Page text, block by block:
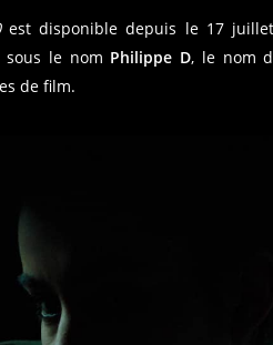
est disponible depuis le 17
sous le nom Philippe D, le nom
de film.